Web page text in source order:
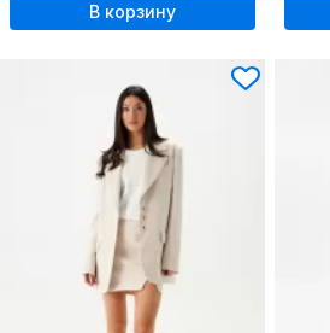
В корзину